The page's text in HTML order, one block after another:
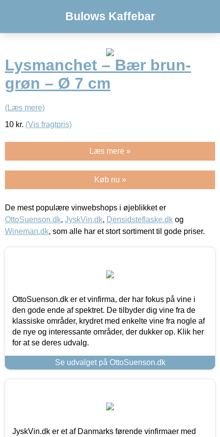
Bulows Kaffebar
Lysmanchet – Bær brun-
grøn – Ø 7 cm
(Læs mere)
10 kr. (Vis fragtpris)
Læs mere »
Køb nu »
De mest populære vinwebshops i øjeblikket er
OttoSuenson.dk, JyskVin.dk, Densidsteflaske.dk og
Wineman.dk, som alle har et stort sortiment til gode priser.
OttoSuenson.dk er et vinfirma, der har fokus på vine i
den gode ende af spektret. De tilbyder dig vine fra de
klassiske områder, krydret med enkelte vine fra nogle af
de nye og interessante områder, der dukker op. Klik her
for at se deres udvalg.
Se udvalget på OttoSuenson.dk
JyskVin.dk er et af Danmarks førende vinfirmaer med